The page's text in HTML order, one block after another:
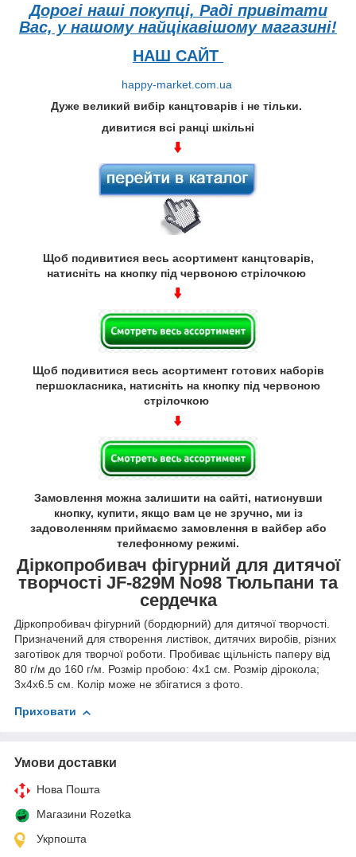
Дорогі наші покупці, Раді привітати
Вас, у нашому найцікавішому магазині!
НАШ САЙТ
happy-market.com.ua
Дуже великий вибір канцтоварів і не тільки.
дивитися всі ранці шкільні
Щоб подивитися весь асортимент канцтоварів,
натисніть на кнопку під червоною стрілочкою
Щоб подивитися весь асортимент готових наборів
першокласника, натисніть на кнопку під червоною
стрілочкою
Замовлення можна залишити на сайті, натиснувши
кнопку, купити, якщо вам це не зручно, ми із
задоволенням приймаємо замовлення в вайбер або
телефонному режимі.
Діркопробивач фігурний для дитячої
творчості JF-829M No98 Тюльпани та
сердечка
Діркопробивач фігурний (бордюрний) для дитячої творчості.
Призначений для створення листівок, дитячих виробів, різних
заготівок для творчої роботи. Пробиває щільність паперу від
80 г/м до 160 г/м. Розмір пробою: 4х1 см. Розмір дірокола;
3х4х6.5 см. Колір може не збігатися з фото.
Приховати
Умови доставки
Нова Пошта
Магазини Rozetka
Укрпошта